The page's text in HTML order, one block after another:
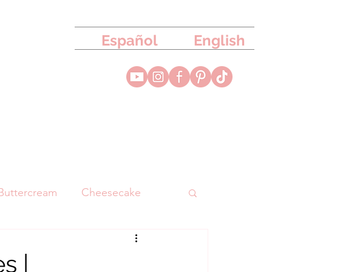
Español English
Cheesecake
Merengue
|